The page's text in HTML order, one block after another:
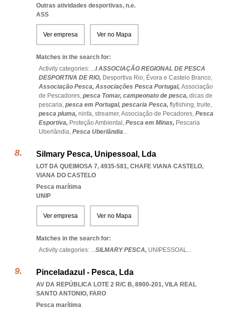
Outras atividades desportivas, n.e.
ASS
Ver empresa Ver no Mapa
Matches in the search for:
Activity categories: ...I ASSOCIAÇÃO REGIONAL DE PESCA
DESPORTIVA DE RIO, Desportiva Rio, Évora e Castelo Branco,
Associação Pesca, Associações Pesca Portugal, Associação
de Pescadores, pesca Tomar, campeonato de pesca, dicas de
pescaria, pesca em Portugal, pescaria Pesca, flyfishing, truite,
pesca pluma, ninfa, streamer,Associação de Pecadores, Pesca
Esportiva, Proteção Ambiental, Pesca em Minas, Pescaria
Uberlândia, Pesca Uberlândia...
Silmary Pesca, Unipessoal, Lda
LOT DA QUEIMOSA 7, 4935-581, CHAFE VIANA CASTELO,
VIANA DO CASTELO
Pesca marítima
UNIP
Ver empresa Ver no Mapa
Matches in the search for:
Activity categories: ...SILMARY PESCA, UNIPESSOAL...
Pinceladazul - Pesca, Lda
AV DA REPÚBLICA LOTE 2 R/C B, 8900-201, VILA REAL
SANTO ANTONIO, FARO
Pesca marítima